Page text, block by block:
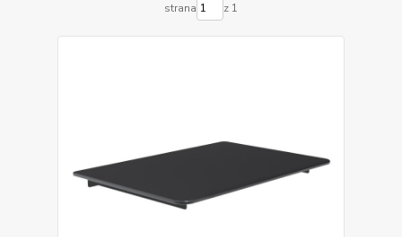
strana z 1